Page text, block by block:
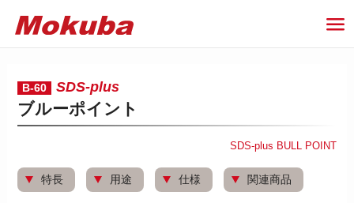
B-60 SDS-plus
ブルーポイント
SDS-plus BULL POINT
特長 用途 仕様 関連商品